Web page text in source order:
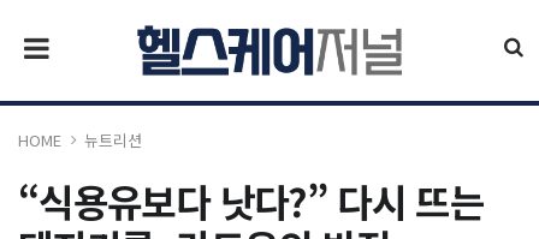
HOME 뉴트리션
“식용유보다 낫다?” 다시 뜨는